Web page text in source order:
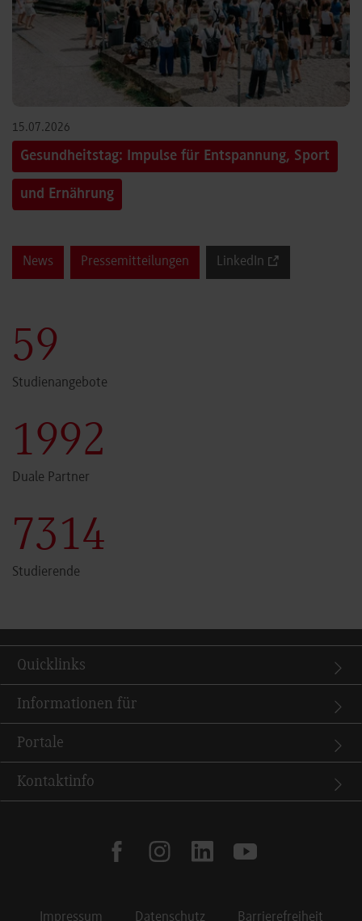
15.07.2026
Gesundheitstag: Impulse für Entspannung, Sport
und Ernährung
News Pressemitteilungen LinkedIn
59
Studienangebote
1999
Duale Partner
7340
Studierende
Quicklinks
Informationen für
Portale
Kontaktinfo
facebookinstagramlinkedin youtube